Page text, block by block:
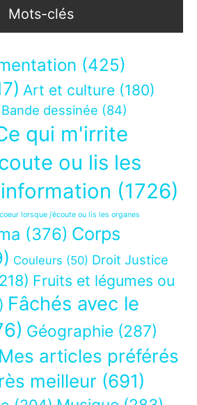
Mots-clés
(425)
Art et culture (180)
Bande dessinée (84)
qui m'irrite
ou lis les
(1726)
lorsque j’écoute ou lis les organes
(376) Corps
Couleurs (50) Droit Justice
Fruits et légumes ou
Fâchés avec le
Géographie (287)
Mes articles préférés
meilleur (691)